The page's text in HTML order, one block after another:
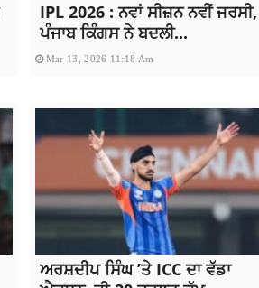
IPL 2026 : ਨਵਾਂ ਸੀਜ਼ਨ ਨਵੀਂ ਜਰਸੀ,
ਪੰਜਾਬ ਕਿੰਗਸ ਨੇ ਬਦਲੀ...
Mar 13, 2026 11:18 Am
ਅਰਸ਼ਦੀਪ ਸਿੰਘ ’ਤੇ ICC ਦਾ ਵੱਡਾ